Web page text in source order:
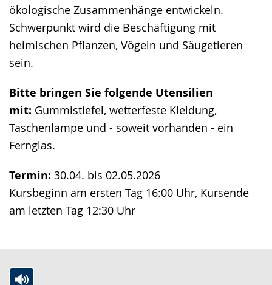
ökologische Zusammenhänge entwickeln.
Schwerpunkt wird die Beschäftigung mit
heimischen Pflanzen, Vögeln und Säugetieren
sein.
Bitte bringen Sie folgende Utensilien
mit: Gummistiefel, wetterfeste Kleidung,
Taschenlampe und - soweit vorhanden - ein
Fernglas.
Termin: 30.04. bis 02.05.2026
Kursbeginn am ersten Tag 16:00 Uhr, Kursende
am letzten Tag 12:30 Uhr